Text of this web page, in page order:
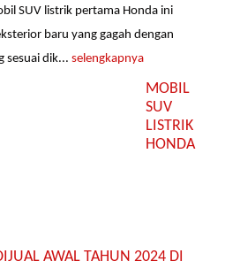
SUV listrik pertama Honda ini
baru yang gagah dengan
sesuai dik...selengkapnya
MOBIL
SUV
LISTRIK
HONDA
AWAL TAHUN 2024 DI